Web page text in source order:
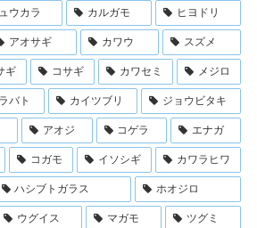
ウカラ カルガモ ヒヨドリ
アオサギ カワウ スズメ
ギ コサギ カワセミ メジロ
バト カイツブリ ジョウビタキ
アオジ コゲラ エナガ
コガモ イソシギ カワラヒワ
ハシブトガラス ホオジロ
ウグイス マガモ ツグミ